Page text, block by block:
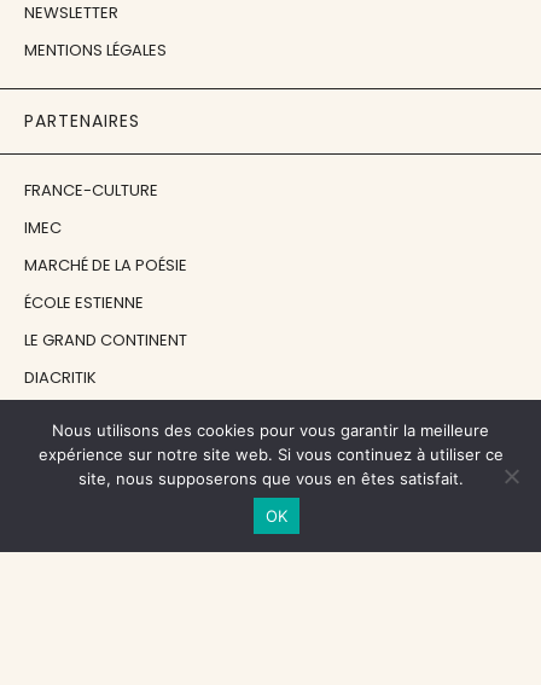
NEWSLETTER
MENTIONS LÉGALES
PARTENAIRES
FRANCE-CULTURE
IMEC
MARCHÉ DE LA POÉSIE
ÉCOLE ESTIENNE
LE GRAND CONTINENT
DIACRITIK
NOS SOUTIENS
CENTRE NATIONAL DU LIVRE
Nous utilisons des cookies pour vous garantir la meilleure
expérience sur notre site web. Si vous continuez à utiliser ce
site, nous supposerons que vous en êtes satisfait.
OK